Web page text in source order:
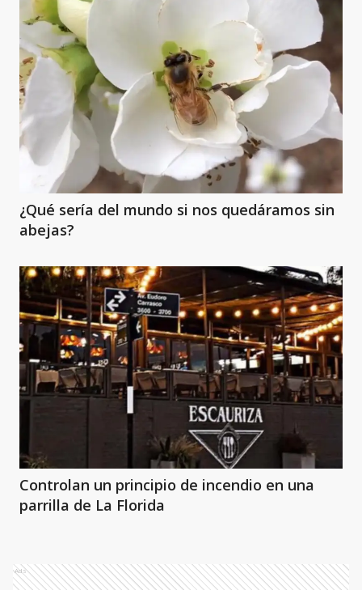
¿Qué sería del mundo si nos quedáramos sin
abejas?
Controlan un principio de incendio en una
parrilla de La Florida
Ads